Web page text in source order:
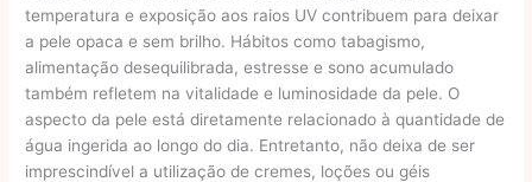
temperatura e exposição aos raios UV contribuem para deixar
a pele opaca e sem brilho. Hábitos como tabagismo,
alimentação desequilibrada, estresse e sono acumulado
também refletem na vitalidade e luminosidade da pele. O
aspecto da pele está diretamente relacionado à quantidade de
água ingerida ao longo do dia. Entretanto, não deixa de ser
imprescindível a utilização de cremes, loções ou géis